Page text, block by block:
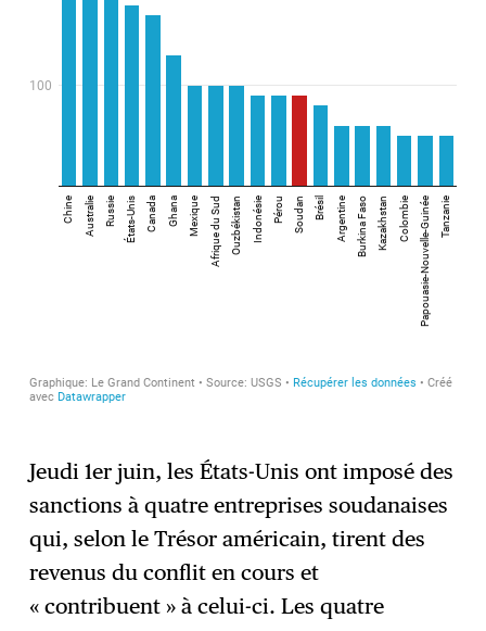
Jeudi 1er juin, les États-Unis ont imposé des
sanctions à quatre entreprises soudanaises
qui, selon le Trésor américain, tirent des
revenus du conflit en cours et
« contribuent » à celui-ci. Les quatre